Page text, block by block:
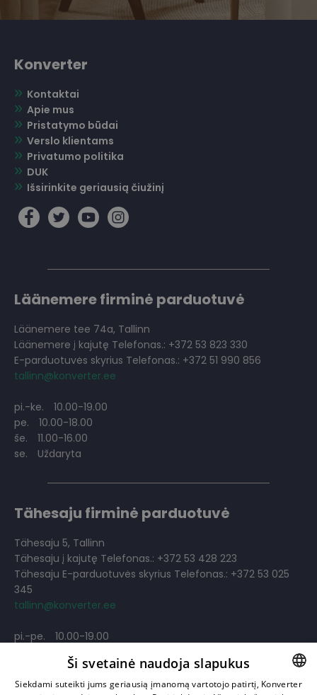
Konverter
Kontaktai
Apie mus
Pristatymo būdai
Verslo klientams
Privatumo politika
DUK
Išsirinkite geriausią čiužinį
Läänemere firminė parduotuvė
Läänemere tee 74a, Tallinn
Läänemere į kajutę Telefonas.: +372 53 823 330
E-parduotuvės skyrius Telefonas.: +372 51 990 856
tallinn@konverter.ee
pi.-ke.
10.00-19.00
pe.
10.00-18.00
še.
11.00-16.00
se.
Uždaryta
Tähesaju firminė parduotuvė
Tähesaju 5, Tallinn
Tähesaju į kajutę Telefonas.: +372 53 428 223
Tähesaju E-parduotuvės skyrius Telefonas.: +372 53 025
345
tallinn@konverter.ee
pi.-pe.
10.00-19.00
11.00-18.00Ši svetainė naudoja slapukus
Siekdami suteikti jums geriausią įmanomą vartotojo patirtį, Konverter